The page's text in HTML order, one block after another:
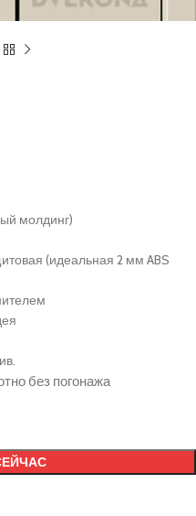
молдинг)
(идеальная 2 мм ABS
без погонажа